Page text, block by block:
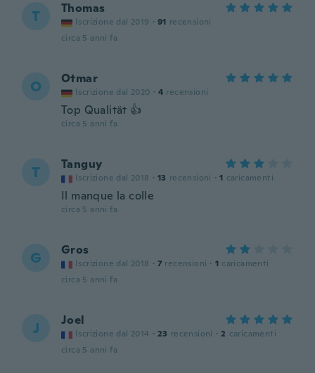
T Thomas
Iscrizione dal 2019 · 91 recensioni
circa 5 anni fa
O Otmar
Iscrizione dal 2020 · 4 recensioni
Top Qualität 👍
circa 5 anni fa
T Tanguy
Iscrizione dal 2018 · 13 recensioni · 1 caricamenti
Il manque la colle
circa 5 anni fa
G Gros
Iscrizione dal 2018 · 7 recensioni · 1 caricamenti
circa 5 anni fa
J Joel
Iscrizione dal 2014 · 23 recensioni · 2 caricamenti
circa 5 anni fa